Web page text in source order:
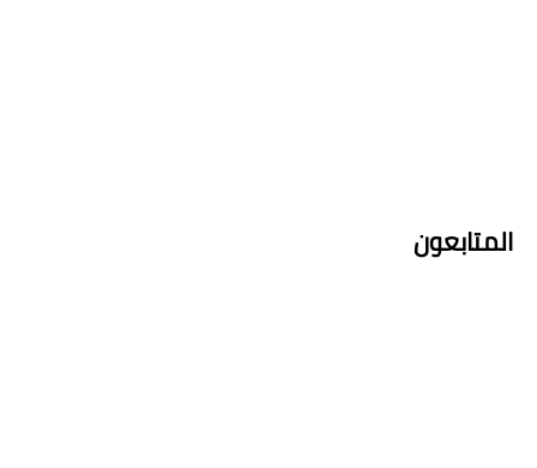
المتابعون